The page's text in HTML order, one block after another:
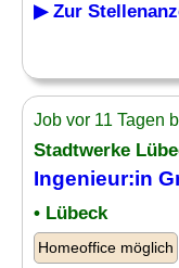
▶ Zur
Job vor 11 Tagen
Stadtwerke
Ingenieur:in
• Lübeck
Homeoffice möglich